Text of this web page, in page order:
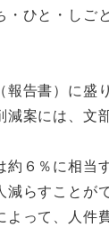
ひと・しご
告書）に盛
案には、文
６％に相当
らすことが
って、人件